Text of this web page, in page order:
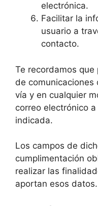
electrónica.
Facilitar la
usuario a
contacto.
Te recordamos
de comunicaciones
vía y en cualquier
correo electrónico
indicada.
Los campos de
cumplimentación
realizar las
aportan esos datos.